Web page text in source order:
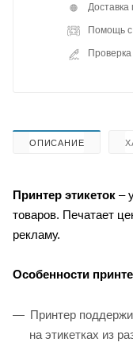
Доставка
Помощь с
ОПИСАНИЕ
Принтер этикеток –
товаров. Печатает
рекламу.
Особенности
Принтер
на этикетках из